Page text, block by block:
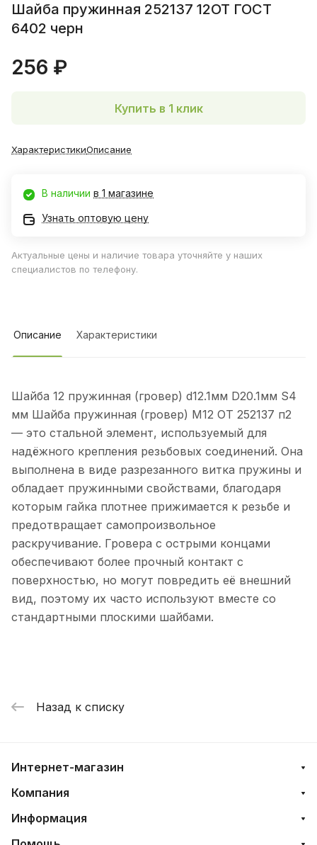
Шайба пружинная 252137 12ОТ ГОСТ
6402 черн
256 ₽
Купить в 1 клик
ХарактеристикиОписание
В наличии в 1 магазине
Узнать оптовую цену
Актуальные цены и наличие товара уточняйте у наших
специалистов по телефону.
Описание Характеристики
Шайба 12 пружинная (гровер) d12.1мм D20.1мм S4
мм Шайба пружинная (гровер) М12 ОТ 252137 п2
— это стальной элемент, используемый для
надёжного крепления резьбовых соединений. Она
выполнена в виде разрезанного витка пружины и
обладает пружинными свойствами, благодаря
которым гайка плотнее прижимается к резьбе и
предотвращает самопроизвольное
раскручивание. Гровера с острыми концами
обеспечивают более прочный контакт с
поверхностью, но могут повредить её внешний
вид, поэтому их часто используют вместе со
стандартными плоскими шайбами.
Назад к списку
Интернет-магазин
Компания
Информация